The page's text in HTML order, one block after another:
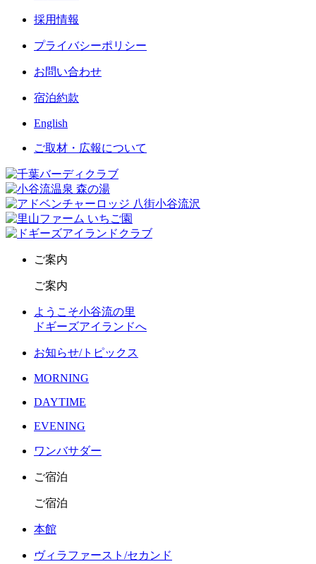
採用情報
プライバシーポリシー
お問い合わせ
宿泊約款
English
ご取材・広報について
ご案内
ご案内
ようこそ小谷流の里
ドギーズアイランドへ
お知らせ/トピックス
MORNING
DAYTIME
EVENING
ワンバサダー
ご宿泊
ご宿泊
本館
ヴィラファースト/セカンド